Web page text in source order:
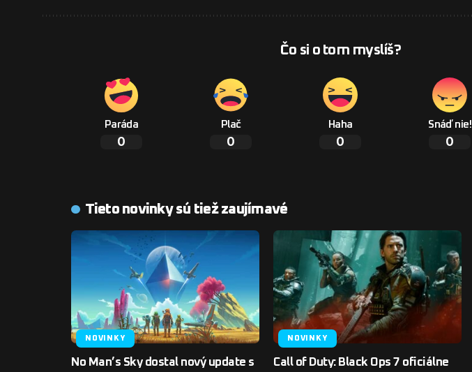
Čo si o tom myslíš?
Paráda
0
Plač
0
Haha
0
Snáď nie!
0
Tieto novinky sú tiež zaujímavé
NOVINKY
No Man’s Sky dostal nový update s
NOVINKY
Call of Duty: Black Ops 7 oficiálne